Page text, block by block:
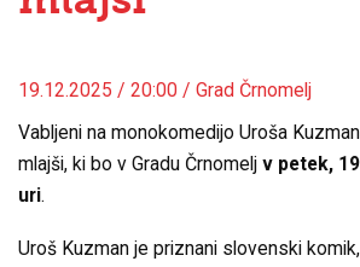
19.12.2025 / 20:00 / Grad Črnomelj
Vabljeni na monokomedijo Uroša
mlajši, ki bo v Gradu Črnomelj v petek,
uri.
Uroš Kuzman je priznani slovenski